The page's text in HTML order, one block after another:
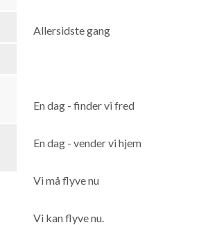
Allersidste gang
En dag - finder vi fred
En dag - vender vi hjem
Vi må flyve nu
Vi kan flyve nu.